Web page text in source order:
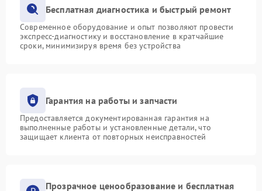
Бесплатная диагностика и быстрый ремонт
Современное оборудование и опыт позволяют провести
экспресс-диагностику и восстановление в кратчайшие
сроки, минимизируя время без устройства
Гарантия на работы и запчасти
Предоставляется документированная гарантия на
выполненные работы и установленные детали, что
защищает клиента от повторных неисправностей
Прозрачное ценообразование и бесплатная